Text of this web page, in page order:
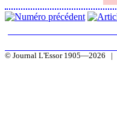
© Journal L'Essor 1905—2026 |